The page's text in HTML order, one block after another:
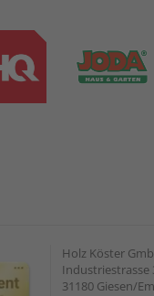
Holz Köster
Industriestrasse
31180 Giesen/